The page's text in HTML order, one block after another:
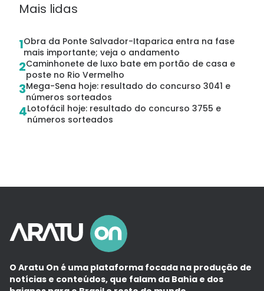
Mais lidas
1Obra da Ponte Salvador-Itaparica entra na fase
mais importante; veja o andamento
2Caminhonete de luxo bate em portão de casa e
poste no Rio Vermelho
3Mega-Sena hoje: resultado do concurso 3041 e
números sorteados
4Lotofácil hoje: resultado do concurso 3755 e
números sorteados
O Aratu On é uma plataforma focada na produção de
notícias e conteúdos, que falam da Bahia e dos